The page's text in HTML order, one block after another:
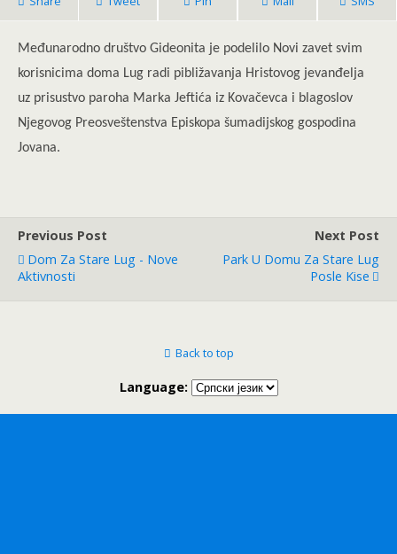
Međunarodno društvo Gideonita je podelilo Novi zavet svim
korisnicima doma Lug radi pibližavanja Hristovog jevanđelja
uz prisustvo paroha Marka Jeftića iz Kovačevca i blagoslov
Njegovog Preosveštenstva Episkopa šumadijskog gospodina
Jovana.
Previous Post
Dom Za Stare Lug - Nove
Aktivnosti
Next Post
Park U Domu Za Stare Lug
Posle Kise
Back to top
Language: